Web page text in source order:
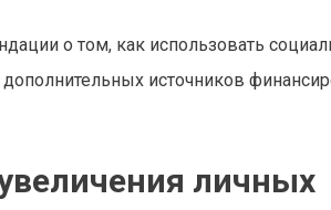
о том, как использовать
источников
личных